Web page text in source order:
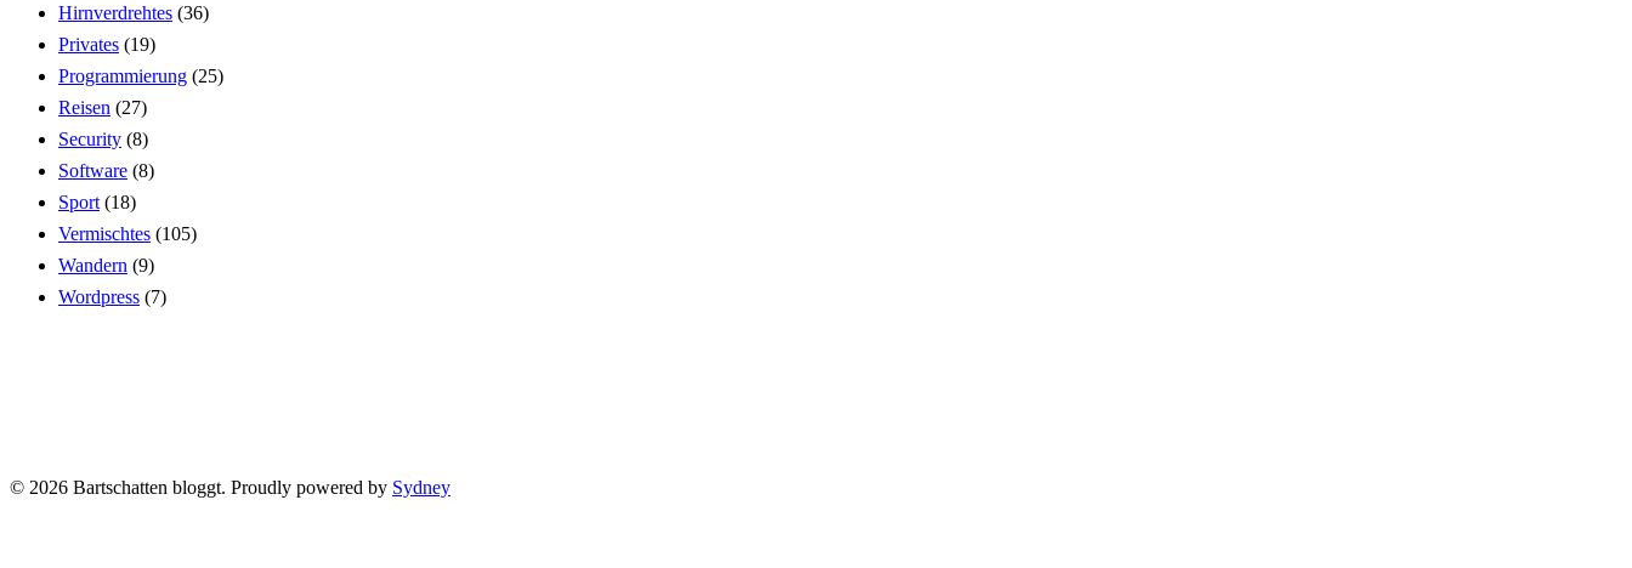
Hirnverdrehtes (36)
Privates (19)
Programmierung (25)
Reisen (27)
Security (8)
Software (8)
Sport (18)
Vermischtes (105)
Wandern (9)
Wordpress (7)
© 2026 Bartschatten bloggt. Proudly powered by Sydney